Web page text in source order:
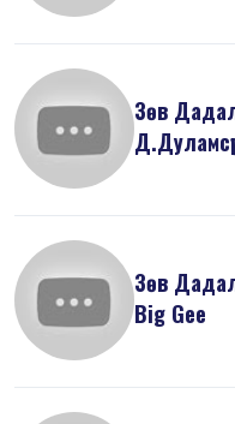
Зөв
Зөв
Big Gee